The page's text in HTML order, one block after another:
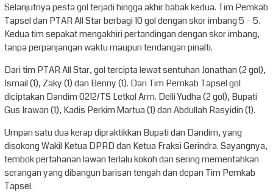
Selanjutnya pesta gol terjadi hingga akhir babak kedua. Tim Pemkab
Tapsel dan PTAR All Star berbagi 10 gol dengan skor imbang 5 – 5.
Kedua tim sepakat mengakhiri pertandingan dengan skor imbang,
tanpa perpanjangan waktu maupun tendangan pinalti.
Dari tim PTAR All Star, gol tercipta lewat sentuhan Jonathan (2 gol),
Ismail (1), Zaky (1) dan Benny (1). Dari Tim Pemkab Tapsel gol
diciptakan Dandim 0212/TS Letkol Arm. Delli Yudha (2 gol), Bupati
Gus Irawan (1), Kadis Perkim Martua (1) dan Abdullah Rasyidin (1).
Umpan satu dua kerap dipraktikkan Bupati dan Dandim, yang
disokong Wakil Ketua DPRD dan Ketua Fraksi Gerindra. Sayangnya,
tembok pertahanan lawan terlalu kokoh dan sering mementahkan
serangan yang dibangun barisan tengah dan depan Tim Pemkab
Tapsel.